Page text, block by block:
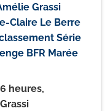
Grassi
Claire Le Berre
Série
BFR Marée
heures,